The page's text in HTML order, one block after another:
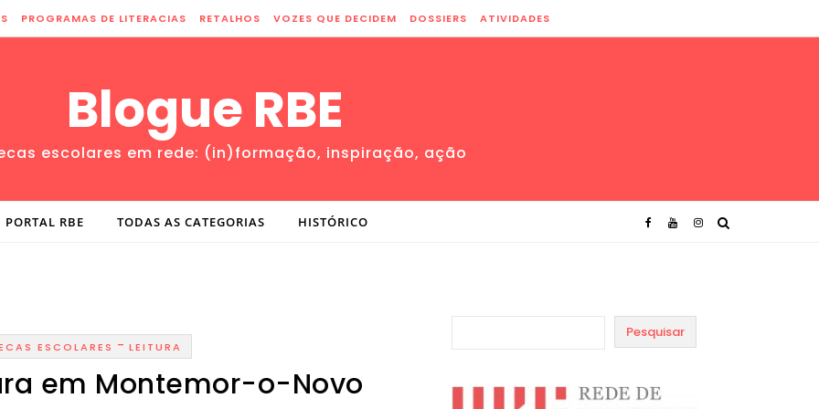
PROGRAMAS DE LITERACIAS RETALHOS VOZES QUE DECIDEM DOSSIERS ATIVIDADES
Blogue RBE
escolares em rede: (in)formação, inspiração, ação
PORTAL RBE TODAS AS CATEGORIAS HISTÓRICO
ESCOLARES - LEITURA
em Montemor-o-Novo
Pesquisar